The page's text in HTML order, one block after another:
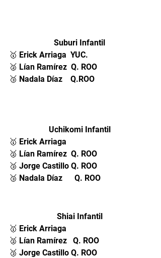
Suburi Infantil
🥇 Erick Arriaga  YUC.
🥈 Lían Ramírez  Q. ROO
🥉 Nadala Díaz Q.ROO
Uchikomi Infantil
🥇 Erick Arriaga
🥈 Lían Ramírez  Q. ROO
🥉 Jorge Castillo Q. ROO
🥉 Nadala Díaz      Q. ROO
Shiai Infantil
🥇 Erick Arriaga
🥈 Lían Ramírez   Q. ROO
🥉 Jorge Castillo Q. ROO